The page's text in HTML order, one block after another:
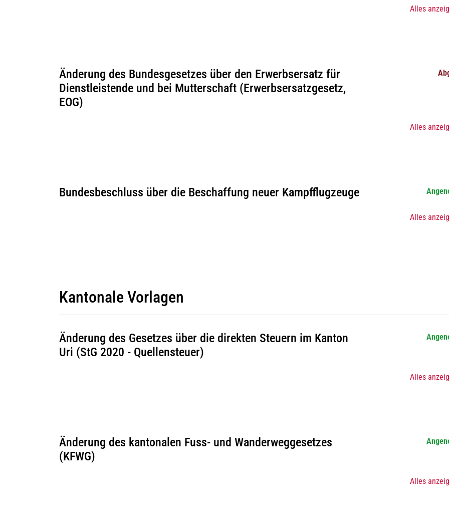
Alles
Änderung des Bundesgesetzes über den Erwerbsersatz für
Dienstleistende und bei Mutterschaft (Erwerbsersatzgesetz,
EOG)
Alles
Bundesbeschluss über die Beschaffung neuer Kampfflugzeuge
Alles
Kantonale Vorlagen
Änderung des Gesetzes über die direkten Steuern im Kanton
Uri (StG 2020 - Quellensteuer)
Alles
Änderung des kantonalen Fuss- und Wanderweggesetzes
(KFWG)
Alles